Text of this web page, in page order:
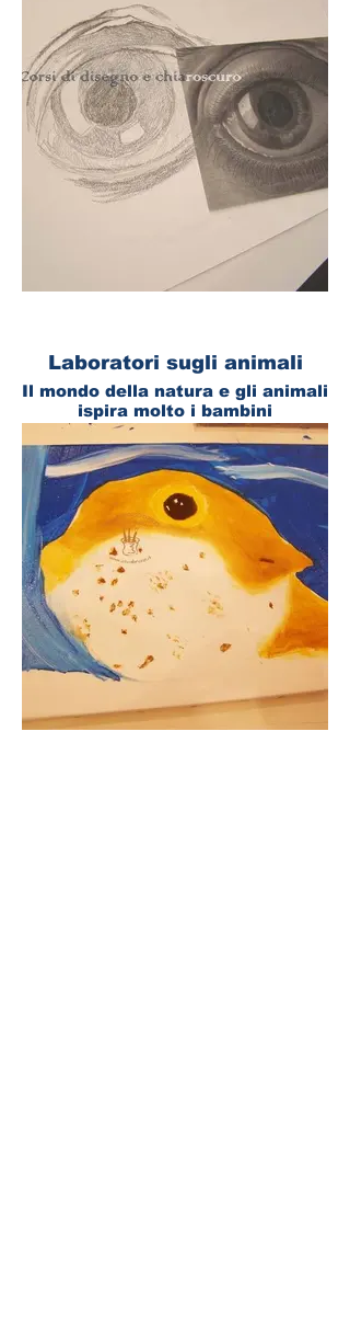
proporzioni e a fruire del Bello.
La parte più bella è quando
copiando l'immagine
ad un certo punto si termina il
lavoro in modo libero e personale.
Copiare un immagine serve come
spunto
per inventarsi forme e sentimenti
nuovi!
Laboratori sugli animali
​Il mondo della natura e gli animali
ispira molto i bambini
Nei Laboratori li lascio liberi di
creare, inserendo qualche
nozione di disegno e colore.